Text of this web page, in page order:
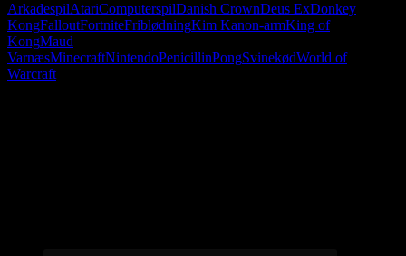
ArkadespilAtariComputerspilDanish CrownDeus ExDonkey
KongFalloutFortniteFriblødningKim Kanon-armKing of
KongMaud
VarnæsMinecraftNintendoPenicillinPongSvinekødWorld of
Warcraft